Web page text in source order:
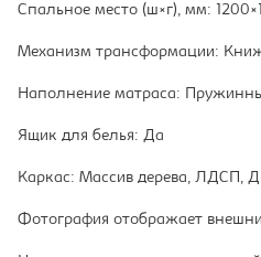
Спальное место (ш×г), мм:
Механизм трансформации:
Наполнение матраса:
Ящик для белья: Да
Каркас: Массив дерева, ЛДСП,
Фотография отображает